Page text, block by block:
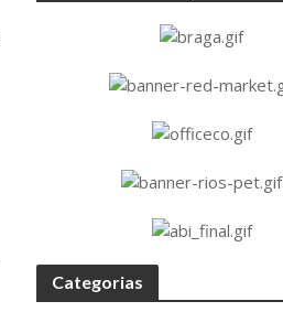
Categorias